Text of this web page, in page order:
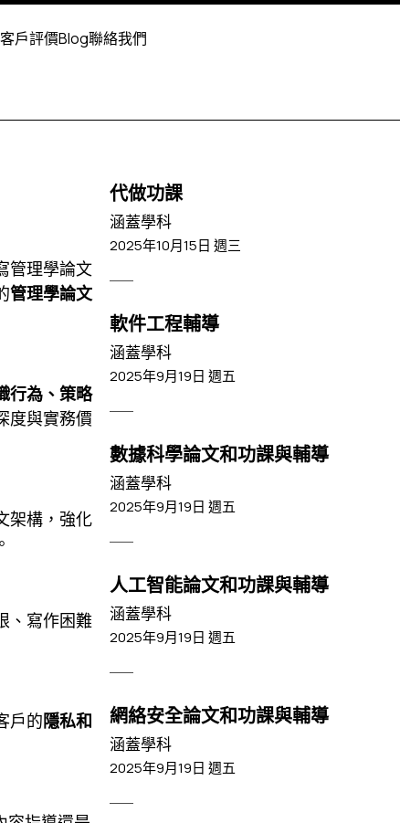
客戶評價Blog聯絡我們
管理學論文
管理學論文
行為、策略
度與實務價
架構，強化
、寫作困難
戶的隱私和
代做功課
涵蓋學科
2025年10月15日 週三
軟件工程輔導
涵蓋學科
2025年9月19日 週五
數據科學論文和功課與輔導
涵蓋學科
2025年9月19日 週五
人工智能論文和功課與輔導
涵蓋學科
2025年9月19日 週五
網絡安全論文和功課與輔導
涵蓋學科
2025年9月19日 週五